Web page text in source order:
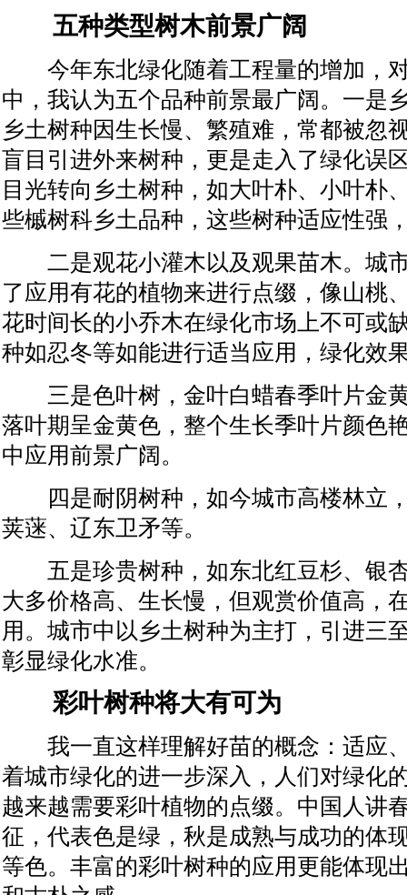
五种类型树木前景广阔
今年东北绿化随着工程量的增加，
中，我认为五个品种前景最广阔。一是
乡土树种因生长慢、繁殖难，常都被忽
盲目引进外来树种，更是走入了绿化误
目光转向乡土树种，如大叶朴、小叶朴
些槭树科乡土品种，这些树种适应性强
二是观花小灌木以及观果苗木。城
了应用有花的植物来进行点缀，像山桃
花时间长的小乔木在绿化市场上不可或
种如忍冬等如能进行适当应用，绿化效
三是色叶树，金叶白蜡春季叶片金
落叶期呈金黄色，整个生长季叶片颜色
中应用前景广阔。
四是耐阴树种，如今城市高楼林立
荚蒾、辽东卫矛等。
五是珍贵树种，如东北红豆杉、银
大多价格高、生长慢，但观赏价值高，
用。城市中以乡土树种为主打，引进三
彰显绿化水准。
彩叶树种将大有可为
我一直这样理解好苗的概念：适应
着城市绿化的进一步深入，人们对绿化
越来越需要彩叶植物的点缀。中国人讲
征，代表色是绿，秋是成熟与成功的体
等色。丰富的彩叶树种的应用更能体现